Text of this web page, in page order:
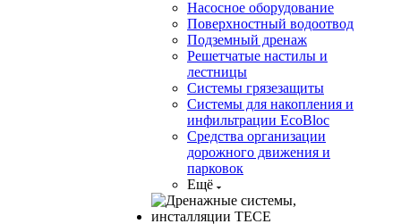
Насосное оборудование
Поверхностный водоотвод
Подземный дренаж
Решетчатые настилы и
лестницы
Системы грязезащиты
Системы для накопления и
инфильтрации EcoBloc
Средства организации
дорожного движения и
парковок
Ещё